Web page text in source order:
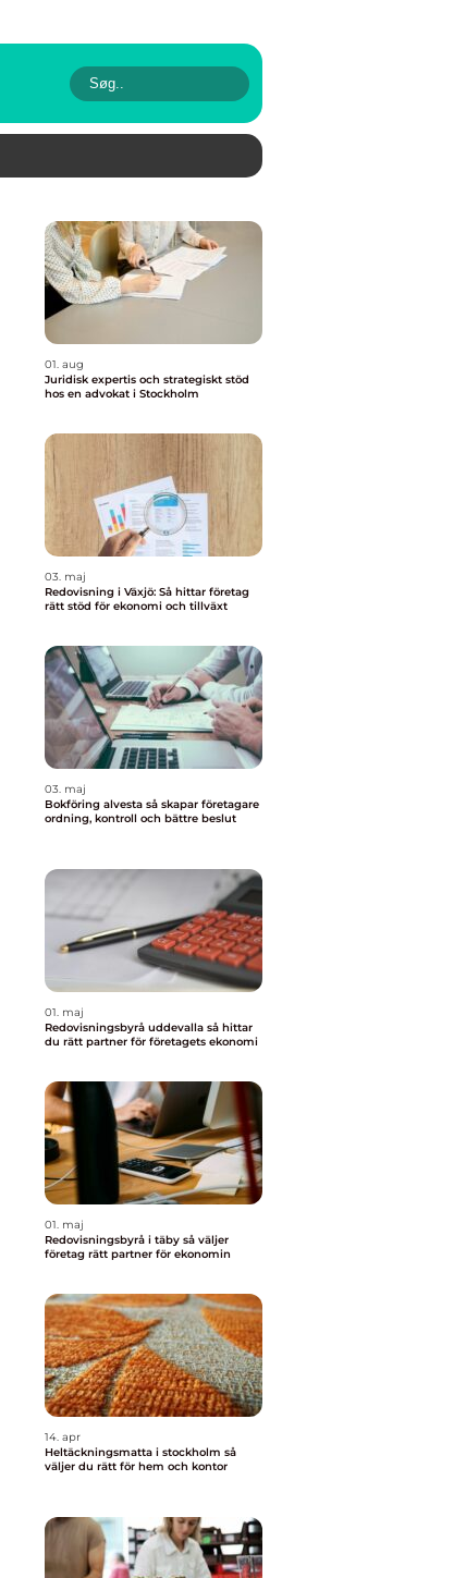
01. aug
Juridisk expertis och strategiskt stöd
hos en advokat i Stockholm
03. maj
Redovisning i Växjö: Så hittar företag
rätt stöd för ekonomi och tillväxt
03. maj
Bokföring alvesta så skapar företagare
ordning, kontroll och bättre beslut
01. maj
Redovisningsbyrå uddevalla så hittar
du rätt partner för företagets ekonomi
01. maj
Redovisningsbyrå i täby så väljer
företag rätt partner för ekonomin
14. apr
Heltäckningsmatta i stockholm så
väljer du rätt för hem och kontor